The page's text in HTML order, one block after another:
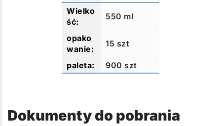
550 ml
15 szt
900 szt
Dokumenty do pobrania